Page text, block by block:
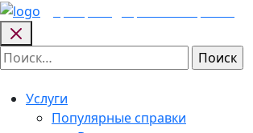
Найти:
Услуги
Популярные справки